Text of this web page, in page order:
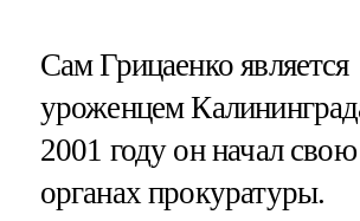
Сам Грицаенко является
уроженцем
2001 году он начал
органах прокуратуры.